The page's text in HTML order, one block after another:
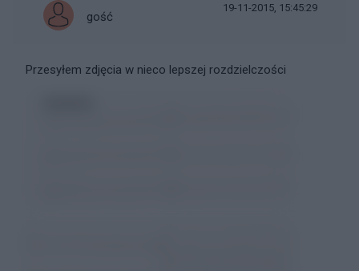
gość
19-11-2015, 15:45:29
Przesyłem zdjęcia w nieco lepszej rozdzielczości